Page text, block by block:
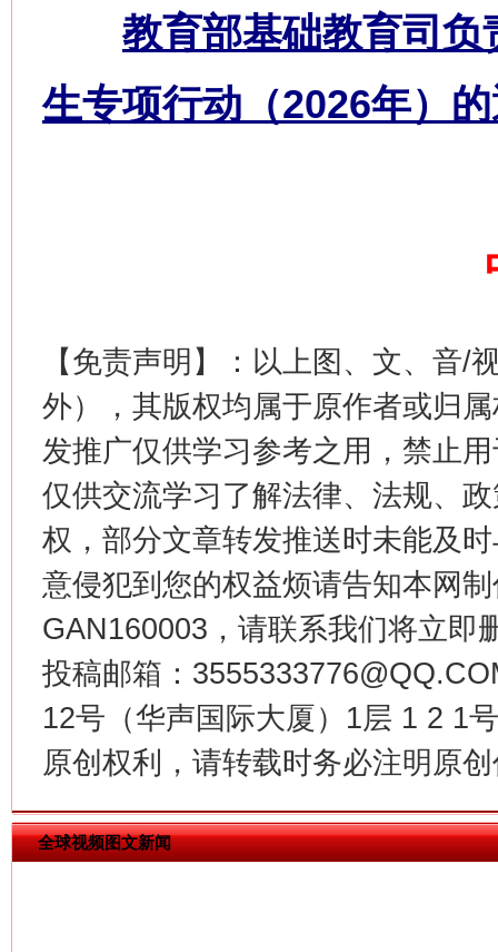
教育部基础教育司
生专项行动（2026年）
【免责声明】：以上图、文、音/
外），其版权均属于原作者或归
发推广仅供学习参考之用，禁止
仅供交流学习了解法律、法规、
权，部分文章转发推送时未能及
意侵犯到您的权益烦请告知本网
GAN160003，请联系我们将立即
投稿邮箱：
12号（华声国际大厦）1层 1 2 1
原创权利，请转载时务必注明原
全球视频图文新闻
在谋一域中谋全局
今